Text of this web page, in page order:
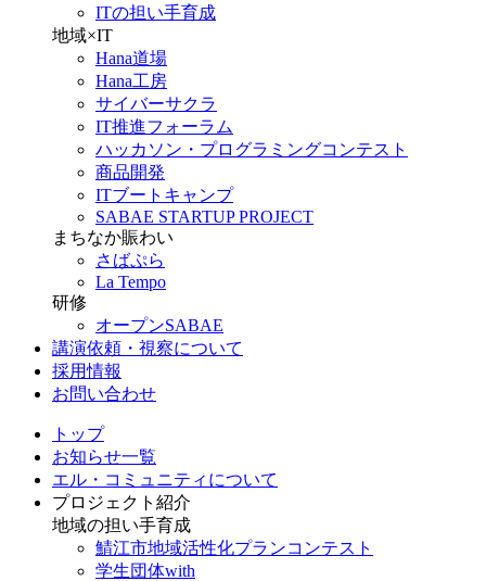
ITの担い手育成
地域×IT
Hana道場
Hana工房
サイバーサクラ
IT推進フォーラム
ハッカソン・プログラミングコンテスト
商品開発
ITブートキャンプ
SABAE STARTUP PROJECT
まちなか賑わい
さばぷら
La Tempo
研修
オープンSABAE
講演依頼・視察について
採用情報
お問い合わせ
トップ
お知らせ一覧
エル・コミュニティについて
プロジェクト紹介
地域の担い手育成
鯖江市地域活性化プランコンテスト
学生団体with